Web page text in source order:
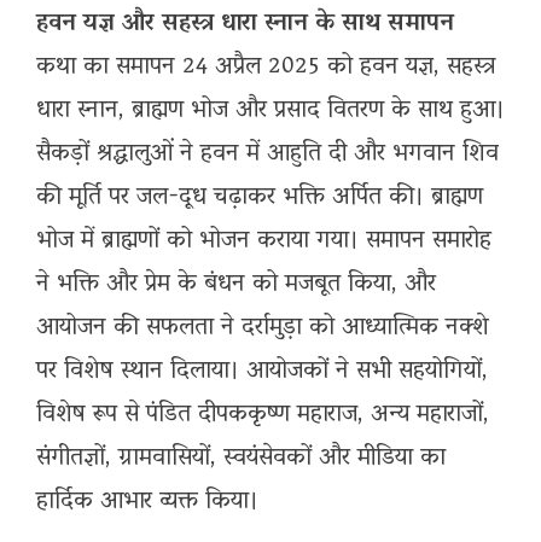
हवन यज्ञ और सहस्त्र धारा स्नान के साथ समापन
कथा का समापन 24 अप्रैल 2025 को हवन यज्ञ, सहस्त्र
धारा स्नान, ब्राह्मण भोज और प्रसाद वितरण के साथ हुआ।
सैकड़ों श्रद्धालुओं ने हवन में आहुति दी और भगवान शिव
की मूर्ति पर जल-दूध चढ़ाकर भक्ति अर्पित की। ब्राह्मण
भोज में ब्राह्मणों को भोजन कराया गया। समापन समारोह
ने भक्ति और प्रेम के बंधन को मजबूत किया, और
आयोजन की सफलता ने दर्रामुड़ा को आध्यात्मिक नक्शे
पर विशेष स्थान दिलाया। आयोजकों ने सभी सहयोगियों,
विशेष रूप से पंडित दीपककृष्ण महाराज, अन्य महाराजों,
संगीतज्ञों, ग्रामवासियों, स्वयंसेवकों और मीडिया का
हार्दिक आभार व्यक्त किया।